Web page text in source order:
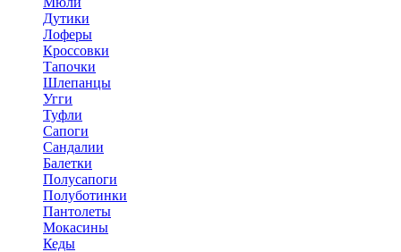
Дутики
Лоферы
Кроссовки
Тапочки
Шлепанцы
Угги
Туфли
Сапоги
Сандалии
Балетки
Полусапоги
Полуботинки
Пантолеты
Мокасины
Кеды